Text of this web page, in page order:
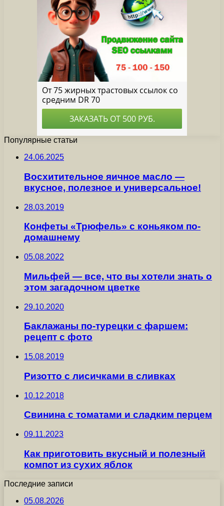
Популярные статьи
24.06.2025
Восхитительное яичное масло —
вкусное, полезное и универсальное!
28.03.2019
Конфеты «Трюфель» с коньяком по-
домашнему
05.08.2022
Мильфей — все, что вы хотели знать о
этом загадочном цветке
29.10.2020
Баклажаны по-турецки с фаршем:
рецепт с фото
15.08.2019
Ризотто с лисичками в сливках
10.12.2018
Свинина с томатами и сладким перцем
09.11.2023
Как приготовить вкусный и полезный
компот из сухих яблок
Последние записи
05.08.2026